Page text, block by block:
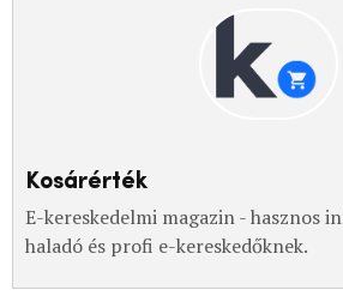
Kosárérték
E-kereskedelmi magazin - hasznos
haladó és profi e-kereskedőknek.